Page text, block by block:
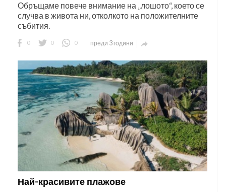
Обръщаме повече внимание на „лошото“, което се
случва в живота ни, отколкото на положителните
събития.
0 0 0 преди 3 години 
Най-красивите плажове